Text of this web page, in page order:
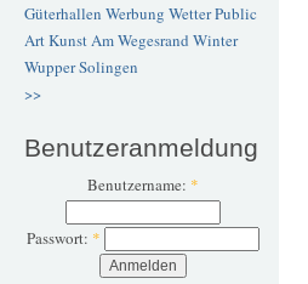
Güterhallen Werbung WetterPublic
ArtKunstAm Wegesrand Winter
WupperSolingen
>>
Benutzeranmeldung
Benutzername: *
Passwort: *